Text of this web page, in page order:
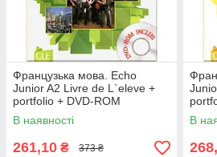
Французька мова. Echo
Junior A2 Livre de L`eleve +
portfolio + DVD-ROM
В наявності
261,10 ₴ 373 ₴
В